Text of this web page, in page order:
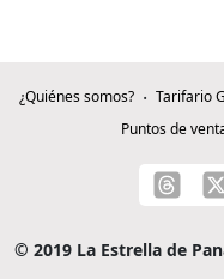
¿Quiénes somos? Tarifario
Puntos de
© 2019 La Estrella de